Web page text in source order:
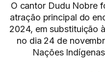
O cantor Dudu Nobre
atração principal do
2024, em substituição
no dia 24 de
Nações